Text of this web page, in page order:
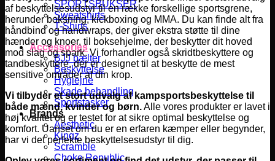
SPORTSBUKSER
Sweatshirts
T-Shirts
Accessories
BJJ bælter
Beskyttelse
Hygiejne
Skade behandling
Sportstasker
Brands
Aesthetic
Kingz
Scramble
Choke Republic
af beskyttelsesudstyr til en række forskellige sportsgrene,
herunder boksning, kickboxing og MMA. Du kan finde alt fra
håndbind og handwraps, der giver ekstra støtte til dine
hænder og knoer, til boksehjelme, der beskytter dit hoved
mod slag og spark. Vi forhandler også skridtbeskyttere og
tandbeskyttere, der er designet til at beskytte de mest
sensitive områder af din krop.
Vi tilbyder et stort udvalg af kampsportsbeskyttelse til
både mænd, kvinder og børn.Alle vores produkter er lavet i
høj kvalitet og er testet for at sikre optimal beskyttelse og
komfort. Uanset om du er en erfaren kæmper eller begynder,
har vi det perfekte beskyttelsesudstyr til dig.